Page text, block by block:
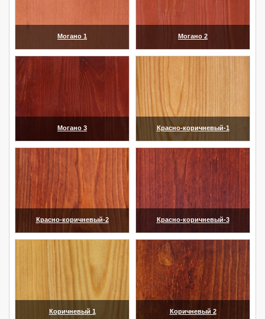
Могано 1 Могано 2
Могано 3 Красно-коричневый-1
Красно-коричневый-2 Красно-коричневый-3
Коричневый 1 Коричневый 2